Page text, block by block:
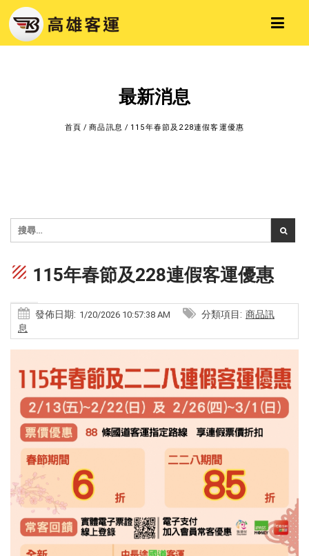
最新消息
首頁 /商品訊息 / 115年春節及228連假客運優惠
texture 115年春節及228連假客運優惠
發佈日期: 1/20/2026 10:57:38 AM 分類項目: 商品訊
息